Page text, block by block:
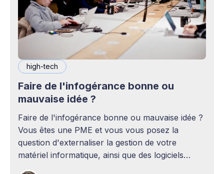
high-tech
Faire de l'infogérance bonne ou
mauvaise idée ?
Faire de l'infogérance bonne ou mauvaise idée ?
Vous êtes une PME et vous vous posez la
question d'externaliser la gestion de votre
matériel informatique, ainsi que des logiciels